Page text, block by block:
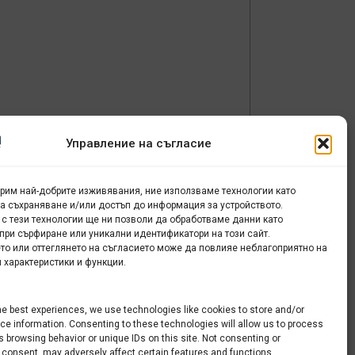
Управление на съгласие
най-добрите изживявания, ние използваме технологии като
съхраняване и/или достъп до информация за устройството.
тези технологии ще ни позволи да обработваме данни като
сърфиране или уникални идентификатори на този сайт.
или оттеглянето на съгласието може да повлияе неблагоприятно на
и функции.
best experiences, we use technologies like cookies to store and/or
information. Consenting to these technologies will allow us to process
browsing behavior or unique IDs on this site. Not consenting or
may adversely affect certain features and functions.